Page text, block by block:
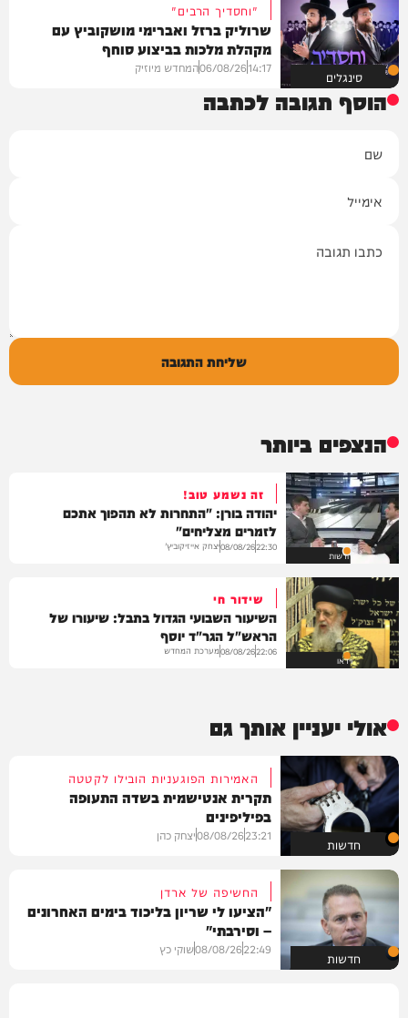
סינגלים
"וחסדיך הרבים"
שרוליק ברזל ואברימי מושקוביץ עם
מקהלת מלכות בביצוע סוחף
14:17
06/08/26המחדש מיוזיק
הוסף תגובה לכתבה
שליחת התגובה
הנצפים ביותר
חדשות
זה נשמע טוב!
יהודה בורן: "התחרות לא תהפוך אתכם
לזמרים מצליחים"
22:30
08/08/26יצחק אייזיקוביץ'
וידאו
שידור חי
השיעור השבועי הגדול בתבל: שיעורו של
הראש"ל הגר"ד יוסף
22:06
08/08/26מערכת המחדש
אולי יעניין אותך גם
חדשות
האמירות הפוגעניות הובילו לקטטה
תקרית אנטישמית בשדה התעופה
בפיליפינים
23:21
08/08/26יצחק כהן
חדשות
החשיפה של ארדן
"הציעו לי שריון בליכוד בימים האחרונים
– וסירבתי"
22:49
08/08/26שוקי כץ